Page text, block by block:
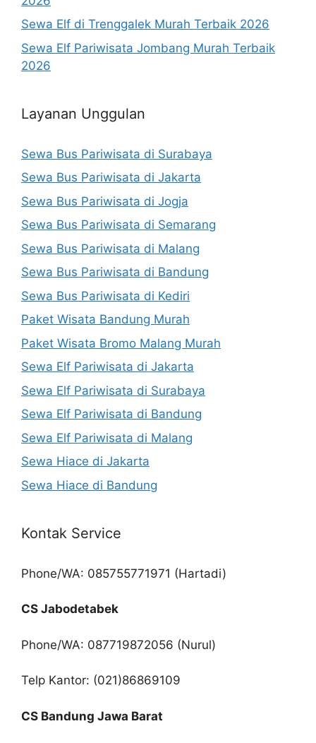
Sewa Elf di Trenggalek Murah Terbaik 2026
Sewa Elf Pariwisata Jombang Murah Terbaik
2026
Layanan Unggulan
Sewa Bus Pariwisata di Surabaya
Sewa Bus Pariwisata di Jakarta
Sewa Bus Pariwisata di Jogja
Sewa Bus Pariwisata di Semarang
Sewa Bus Pariwisata di Malang
Sewa Bus Pariwisata di Bandung
Sewa Bus Pariwisata di Kediri
Paket Wisata Bandung Murah
Paket Wisata Bromo Malang Murah
Sewa Elf Pariwisata di Jakarta
Sewa Elf Pariwisata di Surabaya
Sewa Elf Pariwisata di Bandung
Sewa Elf Pariwisata di Malang
Sewa Hiace di Jakarta
Sewa Hiace di Bandung
Kontak Service
Phone/WA: 085755771971 (Hartadi)
CS Jabodetabek
Phone/WA: 087719872056 (Nurul)
Telp Kantor: (021)86869109
CS Bandung Jawa Barat